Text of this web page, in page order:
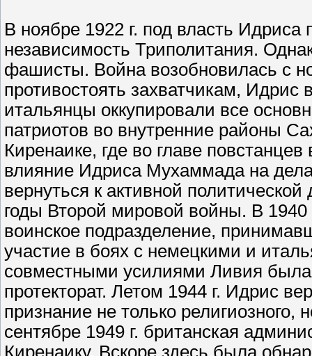
В ноябре 1922 г. под власть
независимость Триполитания.
фашисты. Война возобновилась с
противостоять захватчикам, Идрис
итальянцы оккупировали все
патриотов во внутренние районы
Киренаике, где во главе
влияние Идриса Мухаммада на
вернуться к активной
годы Второй мировой войны. В 1940
воинское подразделение,
участие в боях с немецкими и
совместными усилиями Ливия
протекторат. Летом 1944 г. Идрис
признание не только
сентябре 1949 г. британская
Киренаику. Вскоре здесь была